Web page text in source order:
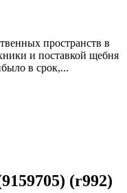
пространств в
и поставкой щебня
в срок,...
(r992)